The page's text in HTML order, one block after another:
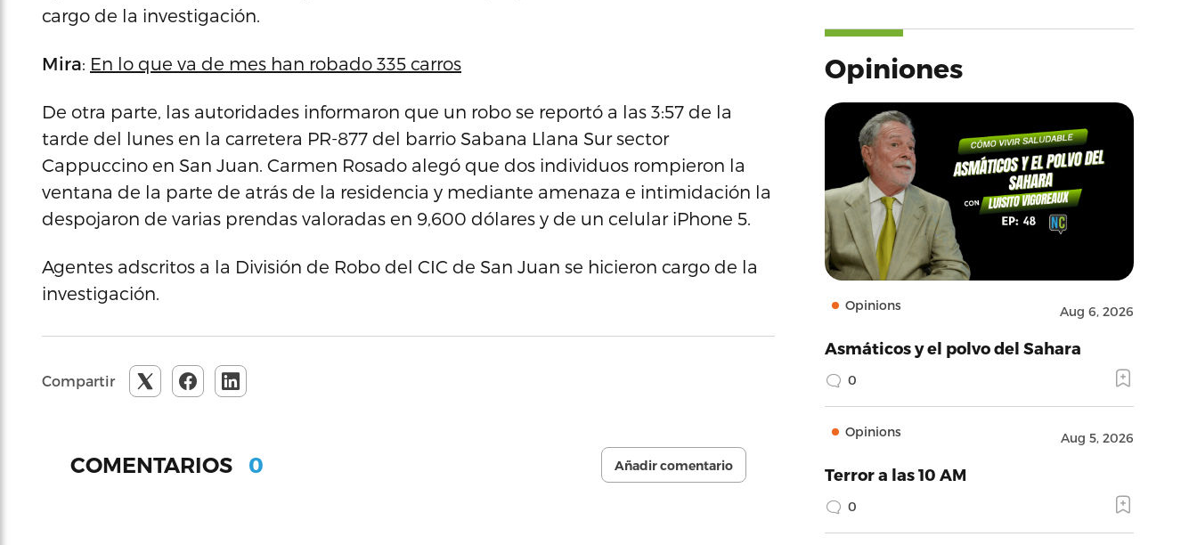
cargo de la investigación.
Mira: En lo que va de mes han robado 335 carros
De otra parte, las autoridades informaron que un robo se reportó a las 3:57 de la
tarde del lunes en la carretera PR-877 del barrio Sabana Llana Sur sector
Cappuccino en San Juan. Carmen Rosado alegó que dos individuos rompieron la
ventana de la parte de atrás de la residencia y mediante amenaza e intimidación la
despojaron de varias prendas valoradas en 9,600 dólares y de un celular iPhone 5.
Agentes adscritos a la División de Robo del CIC de San Juan se hicieron cargo de la
investigación.
Compartir
COMENTARIOS 0 Añadir comentario
Opiniones
Opinions Aug 6, 2026
Asmáticos y el polvo del Sahara
0
Opinions Aug 5, 2026
Terror a las 10 AM
0